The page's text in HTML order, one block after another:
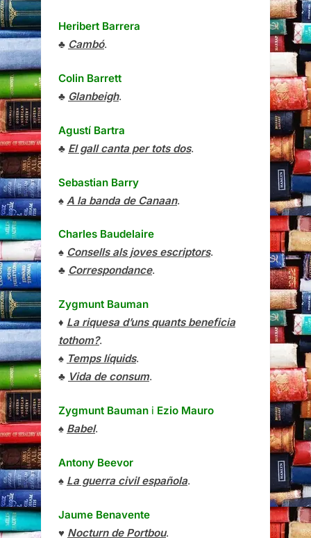
Heribert Barrera
♣ Cambó.
Colin Barrett
♣ Glanbeigh.
Agustí Bartra
♣ El gall canta per tots dos.
Sebastian Barry
♠ A la banda de Canaan.
Charles Baudelaire
♠ Consells als joves escriptors.
♣ Correspondance.
Zygmunt Bauman
♦ La riquesa d’uns quants beneficia
tothom?.
♠ Temps líquids.
♣ Vida de consum.
Zygmunt Bauman i Ezio Mauro
♠ Babel.
Antony Beevor
♠ La guerra civil española.
Jaume Benavente
♥ Nocturn de Portbou.